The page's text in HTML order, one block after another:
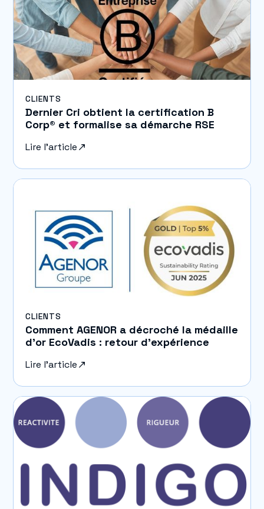
CLIENTS
Dernier Cri obtient la certification B
Corp® et formalise sa démarche RSE
Lire l'article
CLIENTS
Comment AGENOR a décroché la médaille
d’or EcoVadis : retour d’expérience
Lire l'article